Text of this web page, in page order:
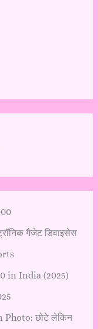
गैजेट डिवाइसेस
in India (2025)
Photo: छोटे लेकिन